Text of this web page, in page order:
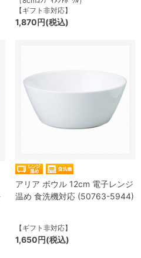
【ギフト非対応】
1,870円(税込)
アリア ボウル 12cm 電子レンジ
温め 食洗機対応 (50763-5944)
【ギフト非対応】
1,650円(税込)